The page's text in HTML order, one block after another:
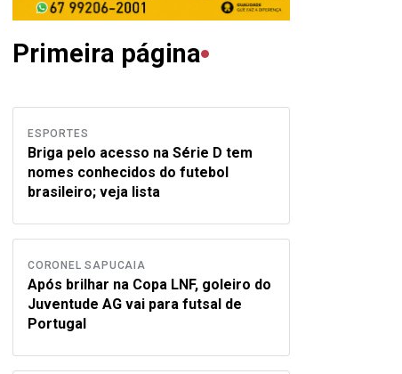
Primeira página
ESPORTES
Briga pelo acesso na Série D tem
nomes conhecidos do futebol
brasileiro; veja lista
CORONEL SAPUCAIA
Após brilhar na Copa LNF, goleiro do
Juventude AG vai para futsal de
Portugal